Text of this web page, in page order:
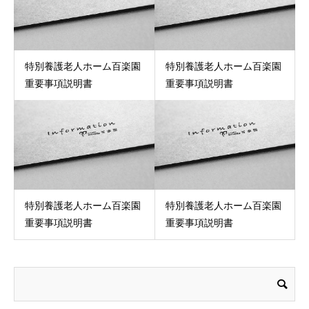
特別養護老人ホーム百楽園
重要事項説明書
特別養護老人ホーム百楽園
重要事項説明書
特別養護老人ホーム百楽園
重要事項説明書
特別養護老人ホーム百楽園
重要事項説明書